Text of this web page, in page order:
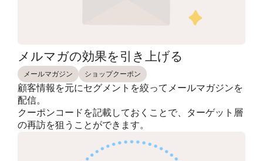
メルマガの効果を引き上げる
メールマガジン ショップクーポン
顧客情報を元にセグメントを絞ってメールマガジンを
配信。
クーポンコードを記載しておくことで、ターゲット層
の再訪を狙うことができます。